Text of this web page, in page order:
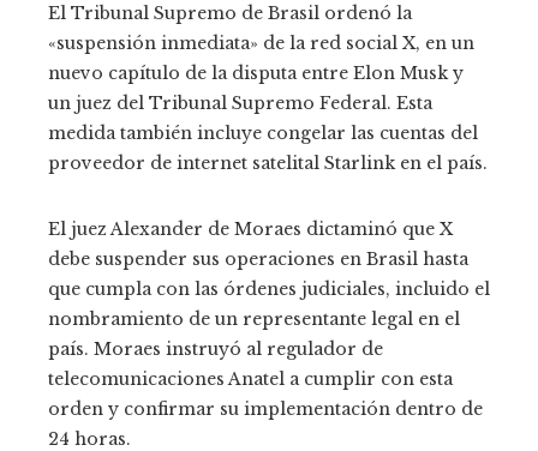
El Tribunal Supremo de Brasil ordenó la
«suspensión inmediata» de la red social X, en un
nuevo capítulo de la disputa entre Elon Musk y
un juez del Tribunal Supremo Federal. Esta
medida también incluye congelar las cuentas del
proveedor de internet satelital Starlink en el país.
El juez Alexander de Moraes dictaminó que X
debe suspender sus operaciones en Brasil hasta
que cumpla con las órdenes judiciales, incluido el
nombramiento de un representante legal en el
país. Moraes instruyó al regulador de
telecomunicaciones Anatel a cumplir con esta
orden y confirmar su implementación dentro de
24 horas.